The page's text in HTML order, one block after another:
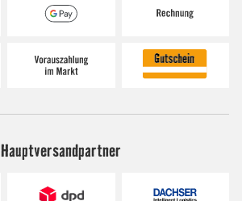
Hauptversandpartner